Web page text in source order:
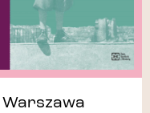
Warszawa